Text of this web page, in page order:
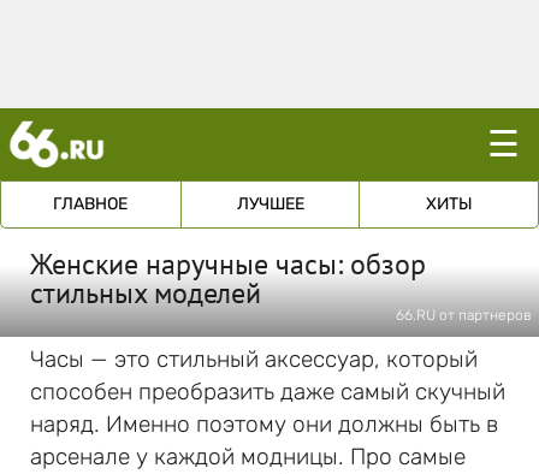
☰
ГЛАВНОЕ ЛУЧШЕЕ ХИТЫ
Женские наручные часы: обзор
стильных моделей
66.RU от партнеров
Часы — это стильный аксессуар, который
способен преобразить даже самый скучный
наряд. Именно поэтому они должны быть в
арсенале у каждой модницы. Про самые